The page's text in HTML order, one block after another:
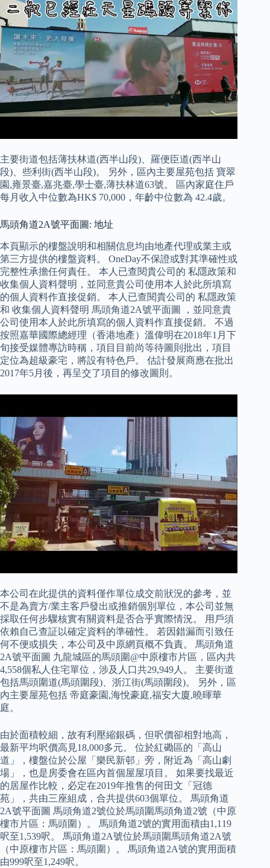
主要街道包括薄扶林道(西半山段)、羅便臣道(西半山
段)、些利街(西半山段)。 另外，區內主要屋苑包括 寶翠
園,雍景臺,嘉兆臺,學士臺,薄扶林道63號。 區內家庭住戶
每月收入中位數為HK$ 70,000，年齡中位數為 42.4歲。
馬頭角道2A號平面圖: 地址
本頁顯示的樓盤說明和相關信息均由地產代理或業主或
第三方提供的樓盤資料。 OneDay不保證或對其準確性或
完整性承擔任何責任。 本人已查閱貴公司的 私隱政策和
收集個人資料聲明，並同意貴公司使用本人於此所填寫
的個人資料作直接促銷。 本人已查閱貴公司的 私隱政策
和 收集個人資料聲明 馬頭角道2A號平面圖 ，並同意貴
公司使用本人於此所填寫的個人資料作直接促銷。 不過
按照嘉華國際總經理（香港地產）溫偉明在2018年1月下
旬接受媒體專訪時稱，項目目前尚等待圖則批出，項目
定位為超級豪宅，將設有特色戶。 估計發展商應在批出
2017年5月後，再呈交了項目的修改圖則。
本公司在此提供的資料僅作單位成交前狀況的參考，並
不是為賣方/業主客戶發出或推銷個別單位，本公司並無
採取任何步驟核實有關資料是否合乎實際情況。 用戶須
依賴自己查証以確定資料的準確性。 若因錯漏而引致任
何不便或損失，本公司及中原網頁概不負責。 馬頭角道
2A號平面圖 九龍城區的馬頭圍@中原樓市片區，區內共
4,558個私人住宅單位，涉及人口共29,949人。 主要街道
包括馬頭圍道(馬頭圍段)、浙江街(馬頭圍段)。 另外，區
內主要屋苑包括 帝庭豪園,海悅豪庭,福安大廈,曉暉華
庭。
由於面積較細，故有利壓縮銀碼，但呎價卻相對地高，
最新平均呎價高見18,000多元。 位於紅磡區的「高山
道」，樓盤位於公屋「樂民新邨」旁，附近為「高山劇
場」，也是房委會在區內首個屋屋項目。 如果要找最近
的居屋作比較，必定在2019年推售的何田文「冠德
苑」，共由三座組成，合共提供603個單位。 馬頭角道
2A號平面圖 馬頭角道2號位於馬頭圍馬頭角道2號（中原
樓市片區：馬頭圍）。 馬頭角道2號的實用面積由1,119
呎至1,539呎。 馬頭角道2A號位於馬頭圍馬頭角道2A號
（中原樓市片區：馬頭圍）。 馬頭角道2A號的實用面積
由999呎至1,249呎。